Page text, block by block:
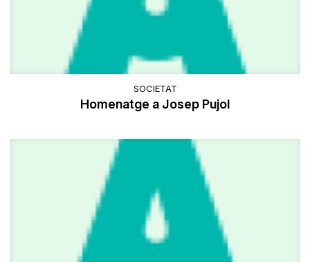
SOCIETAT
Homenatge a Josep Pujol